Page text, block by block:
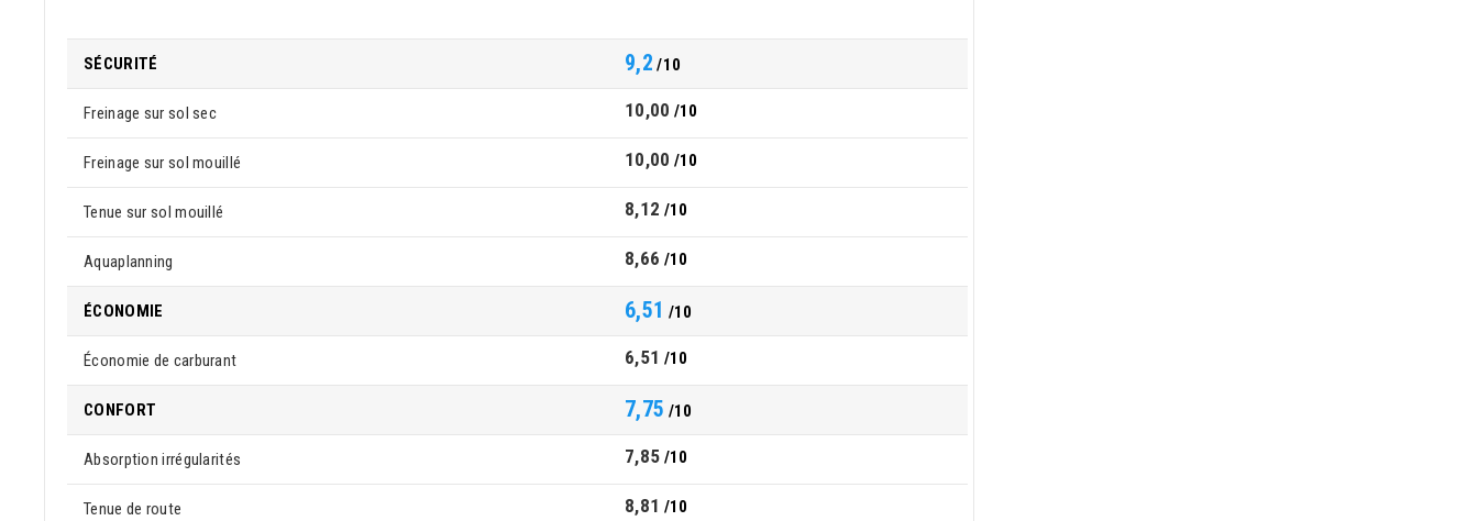
SÉCURITÉ 9,2 /10
Freinage sur sol sec 10,00 /10
Freinage sur sol mouillé 10,00 /10
Tenue sur sol mouillé 8,12 /10
Aquaplanning 8,66 /10
ÉCONOMIE 6,51 /10
Économie de carburant 6,51 /10
CONFORT 7,75 /10
Absorption irrégularités 7,85 /10
Tenue de route 8,81 /10